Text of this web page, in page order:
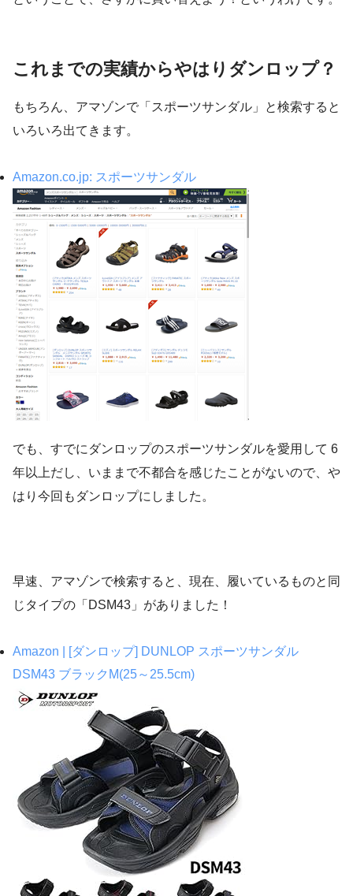
これまでの実績からやはりダンロップ？
もちろん、アマゾンで「スポーツサンダル」と検索すると
いろいろ出てきます。
Amazon.co.jp: スポーツサンダル
でも、すでにダンロップのスポーツサンダルを愛用して 6
年以上だし、いままで不都合を感じたことがないので、や
はり今回もダンロップにしました。
早速、アマゾンで検索すると、現在、履いているものと同
じタイプの「DSM43」がありました！
Amazon | [ダンロップ] DUNLOP スポーツサンダル
DSM43 ブラックM(25～25.5cm)